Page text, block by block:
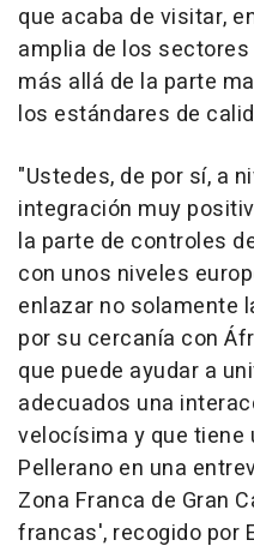
que acaba de visitar,
amplia de los
más allá de la parte
los estándares de
"Ustedes, de por sí, a
integración muy
la parte de controles
con unos niveles
enlazar no solamente
por su cercanía con
que puede ayudar a
adecuados una
velocísima y que tiene
Pellerano en una
Zona Franca de Gran
francas', recogido por